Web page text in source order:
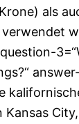
als
Kansas